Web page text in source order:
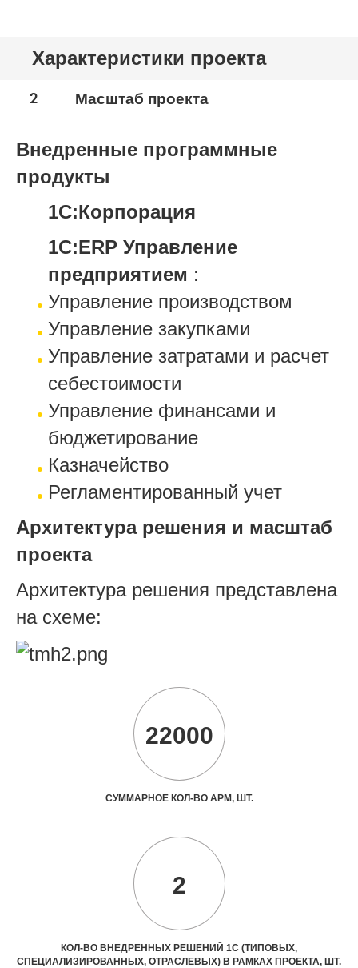
Характеристики проекта
2 Масштаб проекта
Внедренные программные
продукты
1С:Корпорация
1С:ERP Управление
предприятием :
Управление производством
Управление закупками
Управление затратами и расчет
себестоимости
Управление финансами и
бюджетирование
Казначейство
Регламентированный учет
Архитектура решения и масштаб
проекта
Архитектура решения представлена
на схеме:
22000
СУММАРНОЕ КОЛ-ВО АРМ, ШТ.
2
КОЛ-ВО ВНЕДРЕННЫХ РЕШЕНИЙ 1С (ТИПОВЫХ,
СПЕЦИАЛИЗИРОВАННЫХ, ОТРАСЛЕВЫХ) В РАМКАХ ПРОЕКТА, ШТ.